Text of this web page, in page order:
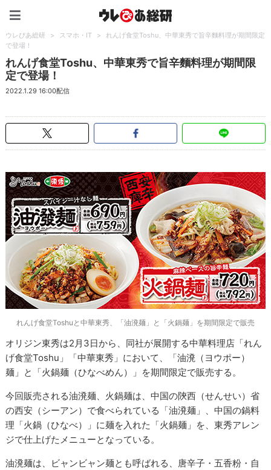
ウレぴあ総研 > スマホ・IT >
れんげ食堂Toshu、中華東秀で旨辛麵料理が期間限定
で登場！
れんげ食堂Toshu、中華東秀で旨辛麵料理が期間限
定で登場！
2022.1.29 16:00配信
れんげ食堂Toshuと中華東秀、「油溌麺」と「火鍋麺」を期間限定で販売
オリジン東秀は2月3日から、同社が展開する中華料理店「れん
げ食堂Toshu」「中華東秀」において、「油溌（ヨウポー）
麺」と「火鍋麺（ひなべめん）」を期間限定で販売する。
今回販売される油溌麺、火鍋麺は、中国の陝西（せんせい）省
の西安（シーアン）で食べられている「油溌麺」、中国の鍋料
理「火鍋（ひなべ）」に麺を入れた「火鍋麺」を、東秀アレン
ジで仕上げたメニューとなっている。
油溌麺は、ビャンビャン麺とも呼ばれる、唐辛子・五香粉・自